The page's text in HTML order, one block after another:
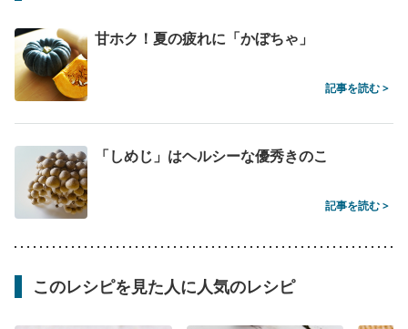
甘ホク！夏の疲れに「かぼちゃ」
記事を読む >
「しめじ」はヘルシーな優秀きのこ
記事を読む >
このレシピを見た人に人気のレシピ